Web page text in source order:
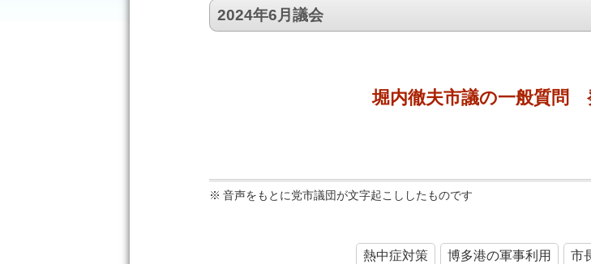
2024年6月議会
堀内徹夫市議の一般質問
音声をもとに党市議団が文字起こししたものです
熱中症対策 博多港の軍事利用 市